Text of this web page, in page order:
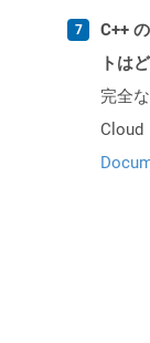
C++
トは
完全
Cloud